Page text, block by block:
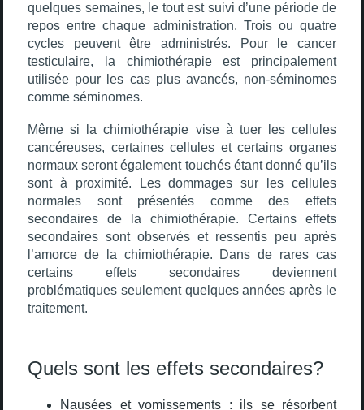
quelques semaines, le tout est suivi d’une période de
repos entre chaque administration. Trois ou quatre
cycles peuvent être administrés. Pour le cancer
testiculaire, la chimiothérapie est principalement
utilisée pour les cas plus avancés, non-séminomes
comme séminomes.
Même si la chimiothérapie vise à tuer les cellules
cancéreuses, certaines cellules et certains organes
normaux seront également touchés étant donné qu’ils
sont à proximité. Les dommages sur les cellules
normales sont présentés comme des effets
secondaires de la chimiothérapie. Certains effets
secondaires sont observés et ressentis peu après
l’amorce de la chimiothérapie. Dans de rares cas
certains effets secondaires deviennent
problématiques seulement quelques années après le
traitement.
Quels sont les effets secondaires?
Nausées et vomissements : ils se résorbent